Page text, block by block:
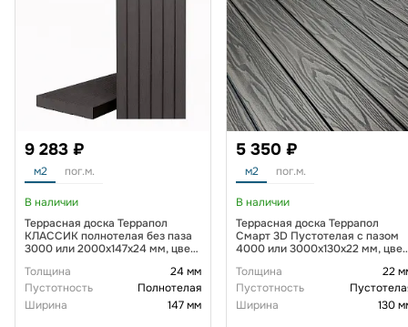
9 283 ₽
м2 пог.м.
В наличии
Террасная доска Террапол
КЛАССИК полнотелая без паза
3000 или 2000х147х24 мм, цвет
Толщина
24 мм
Пустотность
Полнотелая
Ширина
147 мм
5 350 ₽
м2 пог.м.
В наличии
Террасная доска Террапол
Смарт 3D Пустотелая с пазом
4000 или 3000х130х22 мм, цвет
Толщина
22
Пустотность
Ширина
130